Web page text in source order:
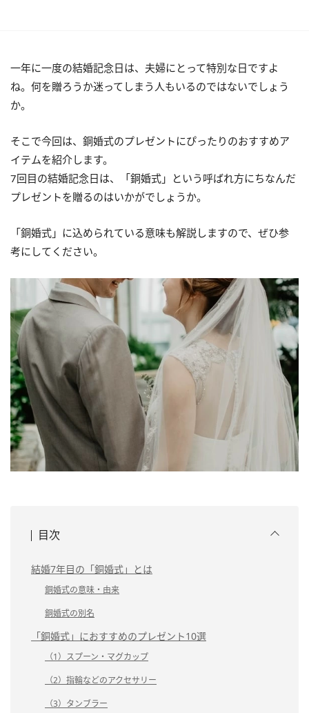
一年に一度の結婚記念日は、夫婦にとって特別な日ですよ
ね。何を贈ろうか迷ってしまう人もいるのではないでしょう
か。
そこで今回は、銅婚式のプレゼントにぴったりのおすすめア
イテムを紹介します。
7回目の結婚記念日は、「銅婚式」という呼ばれ方にちなんだ
プレゼントを贈るのはいかがでしょうか。
「銅婚式」に込められている意味も解説しますので、ぜひ参
考にしてください。
目次
結婚7年目の「銅婚式」とは
銅婚式の意味・由来
銅婚式の別名
「銅婚式」におすすめのプレゼント10選
（1）スプーン・マグカップ
（2）指輪などのアクセサリー
（3）タンブラー